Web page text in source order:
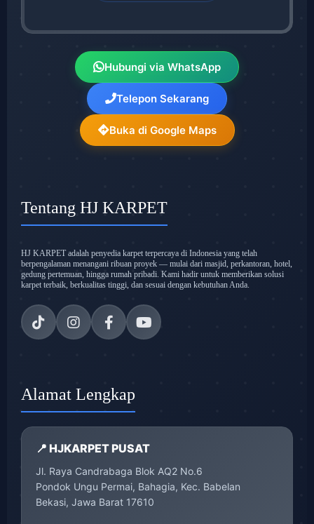
Hubungi via WhatsApp
Telepon Sekarang
Buka di Google Maps
Tentang HJ KARPET
HJ KARPET adalah penyedia karpet terpercaya di Indonesia yang telah
berpengalaman menangani ribuan proyek — mulai dari masjid, perkantoran, hotel,
gedung pertemuan, hingga rumah pribadi. Kami hadir untuk memberikan solusi
karpet terbaik, berkualitas tinggi, dan sesuai dengan kebutuhan Anda.
Alamat Lengkap
📍 HJKARPET PUSAT
Jl. Raya Candrabaga Blok AQ2 No.6
Pondok Ungu Permai, Bahagia, Kec. Babelan
Bekasi, Jawa Barat 17610